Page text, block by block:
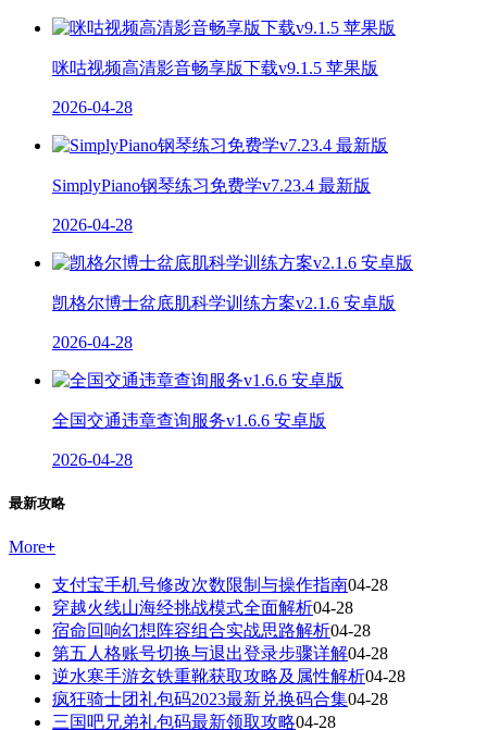
咪咕视频高清影音畅享版下载v9.1.5 苹果版
2026-04-28
SimplyPiano钢琴练习免费学v7.23.4 最新版
2026-04-28
凯格尔博士盆底肌科学训练方案v2.1.6 安卓版
2026-04-28
全国交通违章查询服务v1.6.6 安卓版
2026-04-28
最新攻略
More+
支付宝手机号修改次数限制与操作指南04-28
穿越火线山海经挑战模式全面解析04-28
宿命回响幻想阵容组合实战思路解析04-28
第五人格账号切换与退出登录步骤详解04-28
逆水寒手游玄铁重靴获取攻略及属性解析04-28
疯狂骑士团礼包码2023最新兑换码合集04-28
三国吧兄弟礼包码最新领取攻略04-28